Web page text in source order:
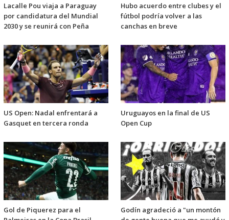
Lacalle Pou viaja a Paraguay
por candidatura del Mundial
2030 y se reunirá con Peña
Hubo acuerdo entre clubes y el
fútbol podría volver a las
canchas en breve
US Open: Nadal enfrentará a
Gasquet en tercera ronda
Uruguayos en la final de US
Open Cup
Gol de Piquerez para el
Godín agradeció a "un montón